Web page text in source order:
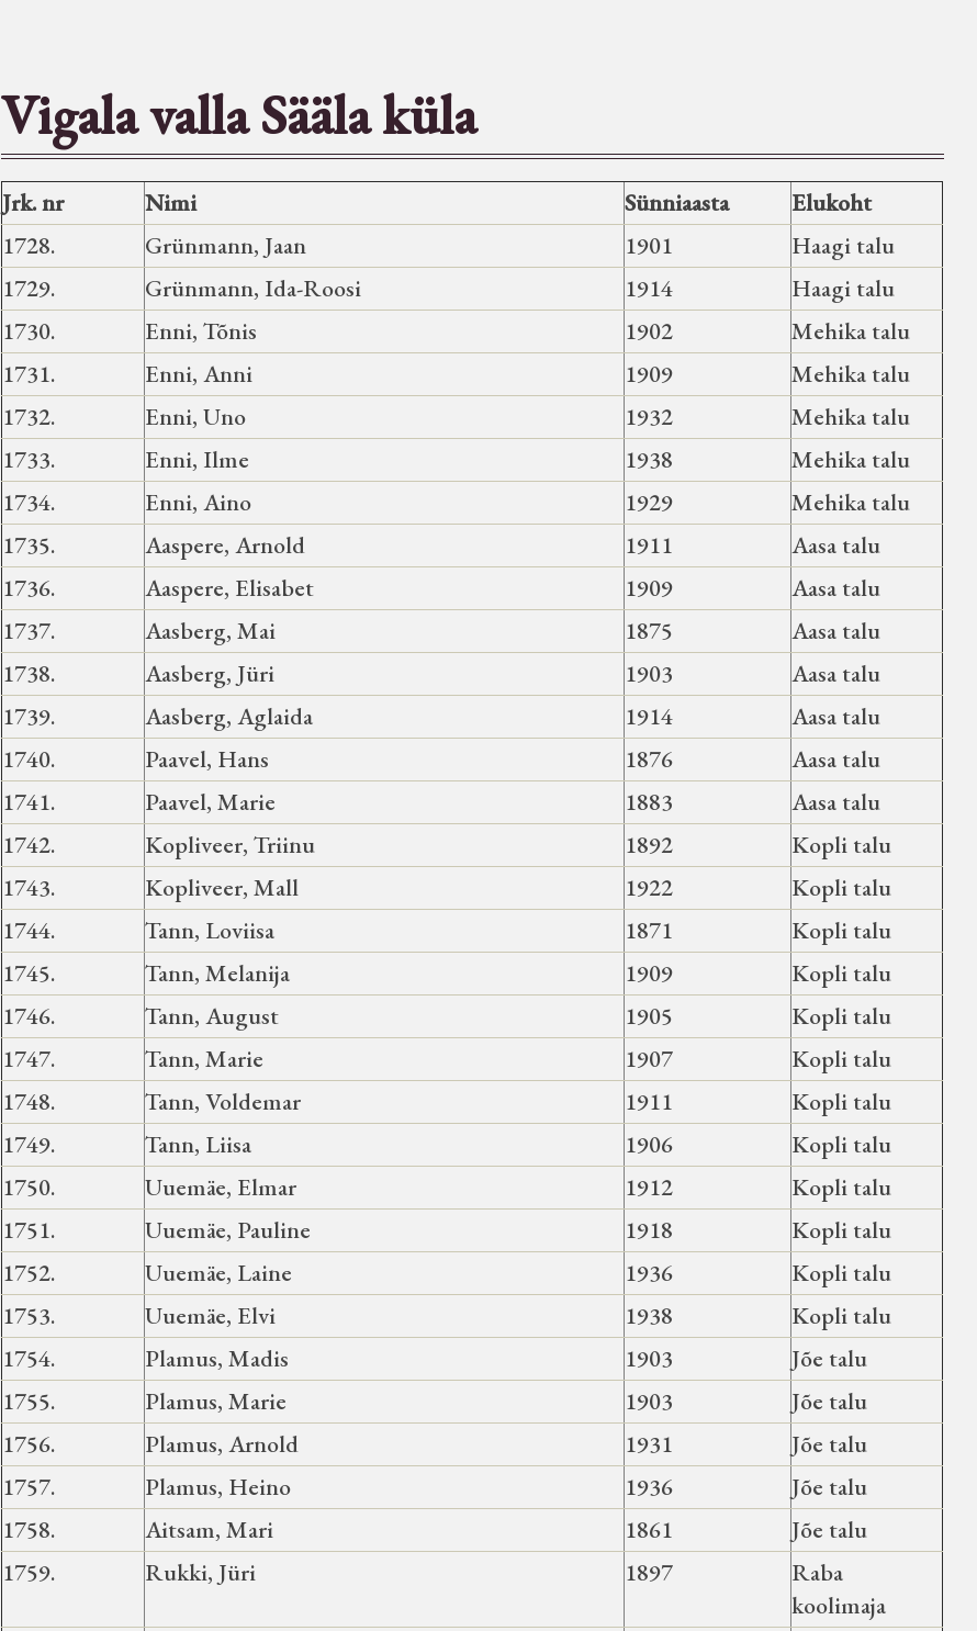
Vigala valla Sääla küla
Jrk. nr Nimi Sünniaasta
Elukoht
1728.
Grünmann, Jaan 1901
Haagi talu
1729.
Grünmann, Ida-Roosi 1914
Haagi talu
1730.
Enni, Tõnis 1902
Mehika talu
1731.
Enni, Anni 1909
Mehika talu
1732.
Enni, Uno 1932
Mehika talu
1733.
Enni, Ilme 1938
Mehika talu
1734.
Enni, Aino 1929
Mehika talu
1735.
Aaspere, Arnold 1911
Aasa talu
1736.
Aaspere, Elisabet 1909
Aasa talu
1737.
Aasberg, Mai 1875
Aasa talu
1738.
Aasberg, Jüri 1903
Aasa talu
1739.
Aasberg, Aglaida 1914
Aasa talu
1740.
Paavel, Hans 1876
Aasa talu
1741.
Paavel, Marie 1883
Aasa talu
1742.
Kopliveer, Triinu 1892
Kopli talu
1743.
Kopliveer, Mall 1922
Kopli talu
1744.
Tann, Loviisa 1871
Kopli talu
1745.
Tann, Melanija 1909
Kopli talu
1746.
Tann, August 1905
Kopli talu
1747.
Tann, Marie 1907
Kopli talu
1748.
Tann, Voldemar 1911
Kopli talu
1749.
Tann, Liisa 1906
Kopli talu
1750.
Uuemäe, Elmar 1912
Kopli talu
1751.
Uuemäe, Pauline 1918
Kopli talu
1752.
Uuemäe, Laine 1936
Kopli talu
1753.
Uuemäe, Elvi 1938
Kopli talu
1754.
Plamus, Madis 1903
Jõe talu
1755.
Plamus, Marie 1903
Jõe talu
1756.
Plamus, Arnold 1931
Jõe talu
1757.
Plamus, Heino 1936
Jõe talu
1758.
Aitsam, Mari 1861
Jõe talu
1759.
Rukki, Jüri 1897
Raba
koolimaja